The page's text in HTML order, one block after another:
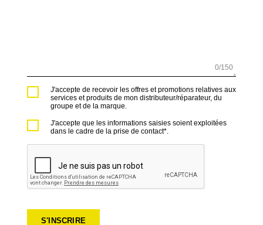
0/150
J'accepte de recevoir les offres et promotions relatives aux
services et produits de mon distributeur/réparateur, du
groupe et de la marque.
J'accepte que les informations saisies soient exploitées
dans le cadre de la prise de contact*.